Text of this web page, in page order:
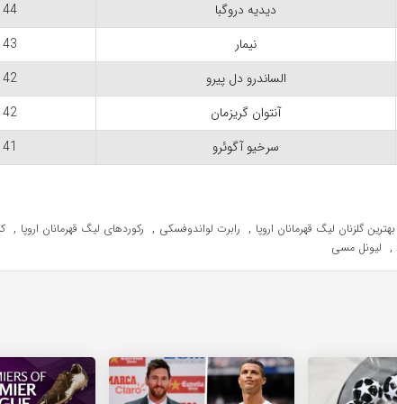
دیدیه دروگبا
44
نیمار
43
الساندرو دل پیرو
42
آنتوان گریزمان
42
سرخیو آگوئرو 41
بهترین گلزنان لیگ قهرمانان اروپا , رابرت لواندوفسکی , رکوردهای لیگ قهرمانان اروپا ,
, لیونل مسی